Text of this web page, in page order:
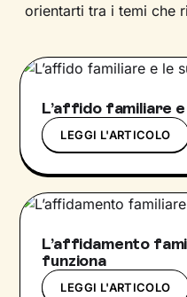
orientarti tra i temi che
L’affido familiare
LEGGI L'ARTICOLO
L’affidamento
funziona
LEGGI L'ARTICOLO